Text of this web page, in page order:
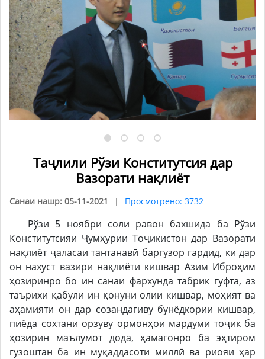
Таҷлили Рўзи Конститутсия дар
Вазорати нақлиёт
Санаи нашр: 05-11-2021 Просмотрено: 3732
Рўзи 5 ноябри соли равон бахшида ба Рўзи
Конститутсияи Ҷумҳурии Тоҷикистон дар Вазорати
нақлиёт ҷаласаи тантанавӣ баргузор гардид, ки дар
он нахуст вазири нақлиёти кишвар Азим Иброҳим
ҳозиринро бо ин санаи фархунда табрик гуфта, аз
таърихи қабули ин қонуни олии кишвар, моҳият ва
аҳамияти он дар созандагиву бунёдкории кишвар,
пиёда сохтани орзуву ормонҳои мардуми тоҷик ба
ҳозирин маълумот дода, ҳамагонро ба эҳтиром
гузоштан ба ин муқаддасоти миллӣ ва риояи ҳар